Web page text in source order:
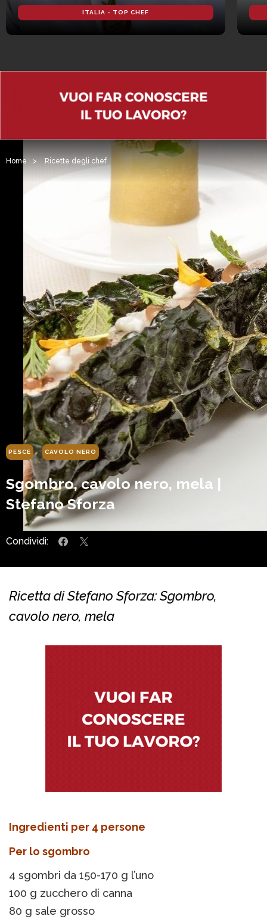
ITALIA - TOP CHEF
Home > Ricette degli chef
PESCE CAVOLO NERO
Sgombro, cavolo nero, mela |
Stefano Sforza
Condividi:
Ricetta di Stefano Sforza: Sgombro,
cavolo nero, mela
Ingredienti per 4 persone
Per lo sgombro
4 sgombri da 150-170 g l’uno
100 g zucchero di canna
80 g sale grosso